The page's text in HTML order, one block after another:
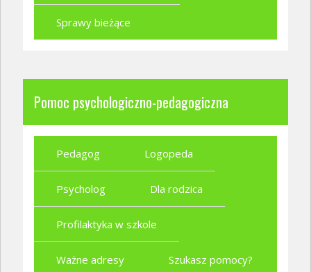
Sprawy bieżące
Pomoc psychologiczno-pedagogiczna
Pedagog Logopeda
Psycholog Dla rodzica
Profilaktyka w szkole
Ważne adresy Szukasz pomocy?